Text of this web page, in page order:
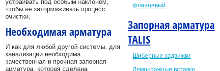
устраивать под особым наклоном,
чтобы не затормаживать процесс
очистки.
Необходимая арматура
И как для любой другой системы, для
канализации необходима
качественная и прочная запорная
арматура, которая сделана
фланцевый
Запорная арматура
TALIS
Шиберные задвижки
Демонтажные вставки